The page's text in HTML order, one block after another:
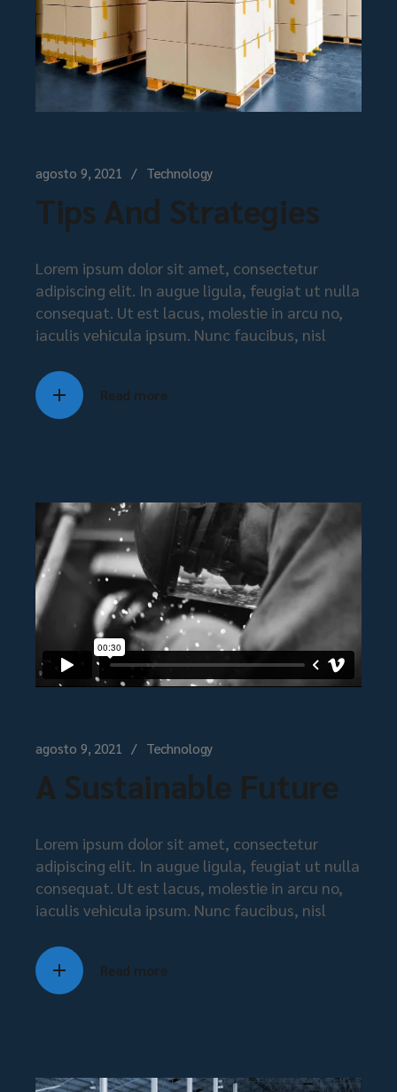
agosto 9, 2021 Technology
Tips And Strategies
Lorem ipsum dolor sit amet, consectetur
adipiscing elit. In augue ligula, feugiat ut nulla
consequat. Ut est lacus, molestie in arcu no,
iaculis vehicula ipsum. Nunc faucibus, nisl
Read more
agosto 9, 2021 Technology
A Sustainable Future
Lorem ipsum dolor sit amet, consectetur
adipiscing elit. In augue ligula, feugiat ut nulla
consequat. Ut est lacus, molestie in arcu no,
iaculis vehicula ipsum. Nunc faucibus, nisl
Read more